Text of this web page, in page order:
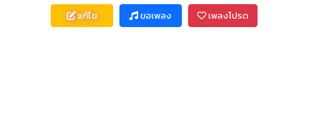
แก้ไข ขอเพลง เพลงโปรด